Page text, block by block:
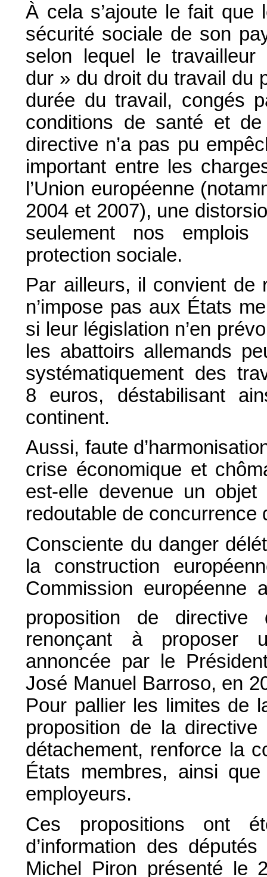
À cela s’ajoute le fait que
sécurité sociale de son
selon lequel le
dur » du droit du travail du
durée du travail, congés
conditions de santé et
directive n’a pas pu
important entre les
l’Union européenne
2004 et 2007), une
seulement nos
protection sociale.
Par ailleurs, il convient de
n’impose pas aux États
si leur législation n’en
les abattoirs allemands
systématiquement des
8 euros, déstabilisant
continent.
Aussi, faute
crise économique et
est-elle devenue un objet
redoutable de concurrence
Consciente du danger
la construction
Commission
proposition de
renonçant à proposer
annoncée par le
José Manuel Barroso, en
Pour pallier les limites de
proposition de la directive
détachement, renforce la
États membres, ainsi
employeurs.
Ces propositions ont
d’information des
Michel Piron présenté le